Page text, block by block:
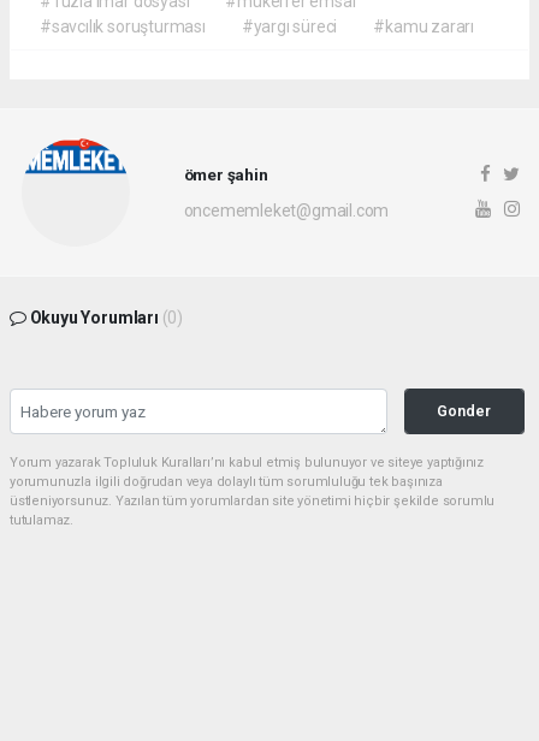
#savcılık soruşturması
#yargı süreci #kamu zararı
ömer şahin
oncememleket@gmail.com
Okuyu Yorumları (0)
Gonder
Yorum yazarak Topluluk Kuralları’nı kabul etmiş bulunuyor ve siteye yaptığınız
yorumunuzla ilgili doğrudan veya dolaylı tüm sorumluluğu tek başınıza
üstleniyorsunuz. Yazılan tüm yorumlardan site yönetimi hiçbir şekilde sorumlu
tutulamaz.